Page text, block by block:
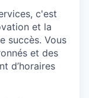
c'est
et la
succès. Vous
et des
d’horaires